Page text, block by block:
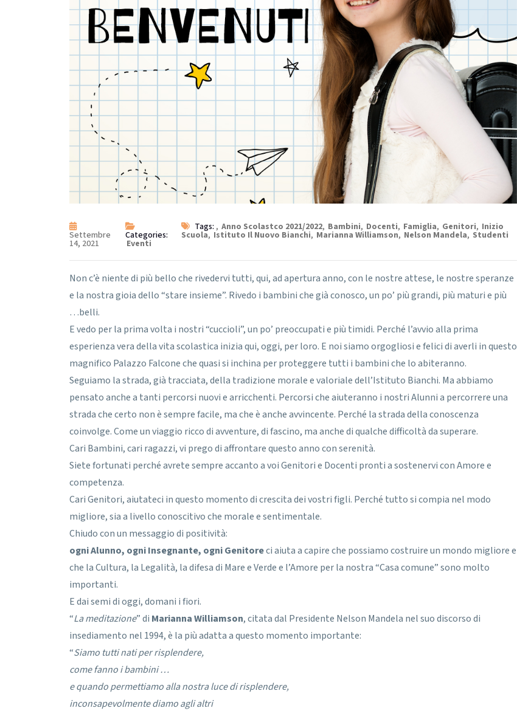
Settembre
14, 2021
Categories:
Eventi
Tags: , Anno Scolastco 2021/2022, Bambini, Docenti, Famiglia, Genitori, Inizio
Scuola, Istituto Il Nuovo Bianchi, Marianna Williamson, Nelson Mandela, Studenti
Non c’è niente di più bello che rivedervi tutti, qui, ad apertura anno, con le nostre attese, le nostre speranze
e la nostra gioia dello “stare insieme”. Rivedo i bambini che già conosco, un po’ più grandi, più maturi e più
…belli.
E vedo per la prima volta i nostri “cuccioli”, un po’ preoccupati e più timidi. Perché l’avvio alla prima
esperienza vera della vita scolastica inizia qui, oggi, per loro. E noi siamo orgogliosi e felici di averli in questo
magnifico Palazzo Falcone che quasi si inchina per proteggere tutti i bambini che lo abiteranno.
Seguiamo la strada, già tracciata, della tradizione morale e valoriale dell’Istituto Bianchi. Ma abbiamo
pensato anche a tanti percorsi nuovi e arricchenti. Percorsi che aiuteranno i nostri Alunni a percorrere una
strada che certo non è sempre facile, ma che è anche avvincente. Perché la strada della conoscenza
coinvolge. Come un viaggio ricco di avventure, di fascino, ma anche di qualche difficoltà da superare.
Cari Bambini, cari ragazzi, vi prego di affrontare questo anno con serenità.
Siete fortunati perché avrete sempre accanto a voi Genitori e Docenti pronti a sostenervi con Amore e
competenza.
Cari Genitori, aiutateci in questo momento di crescita dei vostri figli. Perché tutto si compia nel modo
migliore, sia a livello conoscitivo che morale e sentimentale.
Chiudo con un messaggio di positività:
ogni Alunno, ogni Insegnante, ogni Genitoreci aiuta a capire che possiamo costruire un mondo migliore e
che la Cultura, la Legalità, la difesa di Mare e Verde e l’Amore per la nostra “Casa comune” sono molto
importanti.
E dai semi di oggi, domani i fiori.
“La meditazione” di Marianna Williamson, citata dal Presidente Nelson Mandela nel suo discorso di
insediamento nel 1994, è la più adatta a questo momento importante:
“Siamo tutti nati per risplendere,
come fanno i bambini …
e quando permettiamo alla nostra luce di risplendere,
inconsapevolmente diamo agli altri